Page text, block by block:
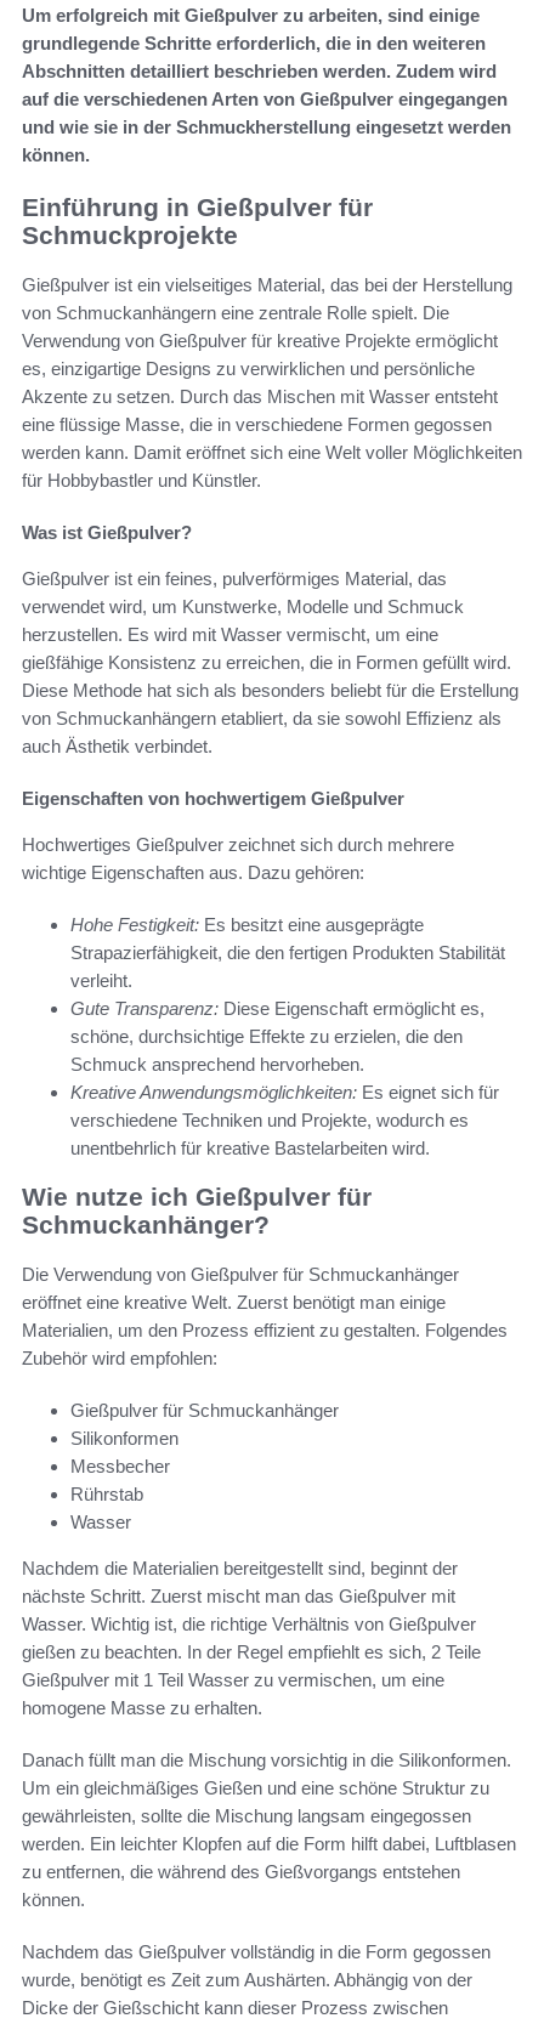
Um erfolgreich mit Gießpulver zu arbeiten, sind einige
grundlegende Schritte erforderlich, die in den weiteren
Abschnitten detailliert beschrieben werden. Zudem wird
auf die verschiedenen Arten von Gießpulver eingegangen
und wie sie in der Schmuckherstellung eingesetzt werden
können.
Einführung in Gießpulver für
Schmuckprojekte
Gießpulver ist ein vielseitiges Material, das bei der Herstellung
von Schmuckanhängern eine zentrale Rolle spielt. Die
Verwendung von Gießpulver für kreative Projekte ermöglicht
es, einzigartige Designs zu verwirklichen und persönliche
Akzente zu setzen. Durch das Mischen mit Wasser entsteht
eine flüssige Masse, die in verschiedene Formen gegossen
werden kann. Damit eröffnet sich eine Welt voller Möglichkeiten
für Hobbybastler und Künstler.
Was ist Gießpulver?
Gießpulver ist ein feines, pulverförmiges Material, das
verwendet wird, um Kunstwerke, Modelle und Schmuck
herzustellen. Es wird mit Wasser vermischt, um eine
gießfähige Konsistenz zu erreichen, die in Formen gefüllt wird.
Diese Methode hat sich als besonders beliebt für die Erstellung
von Schmuckanhängern etabliert, da sie sowohl Effizienz als
auch Ästhetik verbindet.
Eigenschaften von hochwertigem Gießpulver
Hochwertiges Gießpulver zeichnet sich durch mehrere
wichtige Eigenschaften aus. Dazu gehören:
Hohe Festigkeit: Es besitzt eine ausgeprägte
Strapazierfähigkeit, die den fertigen Produkten Stabilität
verleiht.
Gute Transparenz: Diese Eigenschaft ermöglicht es,
schöne, durchsichtige Effekte zu erzielen, die den
Schmuck ansprechend hervorheben.
Kreative Anwendungsmöglichkeiten: Es eignet sich für
verschiedene Techniken und Projekte, wodurch es
unentbehrlich für kreative Bastelarbeiten wird.
Wie nutze ich Gießpulver für
Schmuckanhänger?
Die Verwendung von Gießpulver für Schmuckanhänger
eröffnet eine kreative Welt. Zuerst benötigt man einige
Materialien, um den Prozess effizient zu gestalten. Folgendes
Zubehör wird empfohlen:
Gießpulver für Schmuckanhänger
Silikonformen
Messbecher
Rührstab
Wasser
Nachdem die Materialien bereitgestellt sind, beginnt der
nächste Schritt. Zuerst mischt man das Gießpulver mit
Wasser. Wichtig ist, die richtige Verhältnis von Gießpulver
gießen zu beachten. In der Regel empfiehlt es sich, 2 Teile
Gießpulver mit 1 Teil Wasser zu vermischen, um eine
homogene Masse zu erhalten.
Danach füllt man die Mischung vorsichtig in die Silikonformen.
Um ein gleichmäßiges Gießen und eine schöne Struktur zu
gewährleisten, sollte die Mischung langsam eingegossen
werden. Ein leichter Klopfen auf die Form hilft dabei, Luftblasen
zu entfernen, die während des Gießvorgangs entstehen
können.
Nachdem das Gießpulver vollständig in die Form gegossen
wurde, benötigt es Zeit zum Aushärten. Abhängig von der
Dicke der Gießschicht kann dieser Prozess zwischen